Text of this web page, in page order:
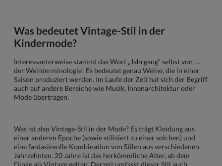
Was bedeutet Vintage-Stil in der
Kindermode?
Interessanterweise stammt das Wort „Jahrgang“ selbst von …
der Weinterminologie! Es bedeutet genau Weine, die in einer
Saison produziert werden. Im Laufe der Zeit hat sich der Begriff
auch auf andere Bereiche wie Musik, Innenarchitektur oder
Mode übertragen.
Was ist also Vintage-Stil in der Mode? Es trägt Kleidung aus
einer anderen Epoche (sowie stilisiert zu einer solchen) und
eine fantasievolle Kombination von Stilen aus verschiedenen
Jahrzehnten. 20 Jahre ist das herkömmliche Alter, ab dem